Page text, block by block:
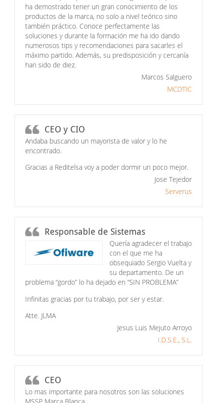
ha demostrado tener un gran conocimiento de los
productos de la marca, no solo a nivel teórico sino
también práctico. Conoce perfectamente las
soluciones y durante la formación me ha ido dando
numerosos tips y recomendaciones para sacarles el
máximo partido. Además, su predisposición y cercanía
han sido de diez.
Marcos Salguero
MCDTIC
CEO y CIO
Andaba buscando un mayorista de valor y lo he
encontrado.
Gracias a Reditelsa voy a poder dormir un poco mejor.
Jose Tejedor
Serverus
Responsable de Sistemas
Quería agradecer el trabajo
con el que me ha
obsequiado Sergio Vuelta y
su departamento. De un
problema “gordo” lo ha dejado en “SIN PROBLEMA”
Infinitas gracias por tu trabajo, por ser y estar.
Atte. JLMA
Jesus Luis Mejuto Arroyo
I.D.S.E., S.L.
CEO
Lo mas importante para nosotros son las soluciones